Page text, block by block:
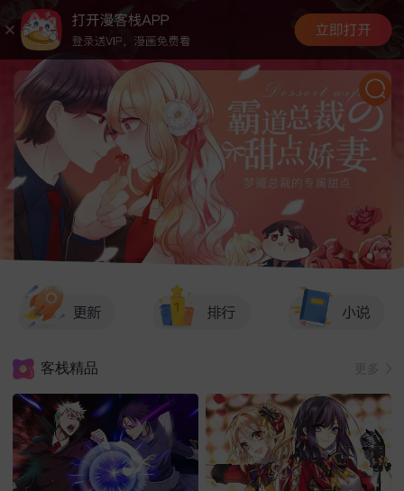
客栈精品